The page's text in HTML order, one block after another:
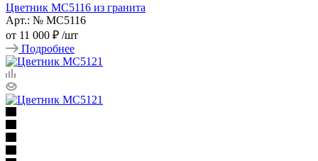
Цветник МС5116 из гранита
Арт.: № МС5116
от 11 000 ₽ /шт
Подробнее